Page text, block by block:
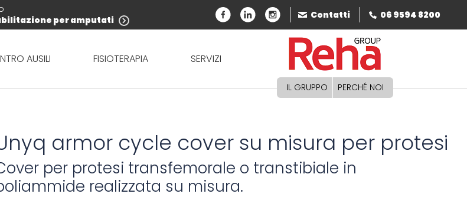
per amputati
Contatti 06 9594 8200
AUSILI FISIOTERAPIA SERVIZI
IL GRUPPO PERCHÉ NOI
armor cycle cover su misura per protesi
per protesi transfemorale o transtibiale in
realizzata su misura.